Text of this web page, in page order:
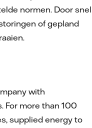
normen. Door snel
of gepland
with
For more than 100
supplied energy to